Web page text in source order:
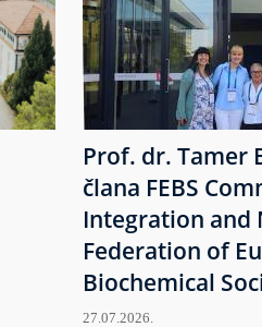
Prof. dr. Tamer
člana FEBS
Integration and
Federation of
Biochemical
27.07.2026.